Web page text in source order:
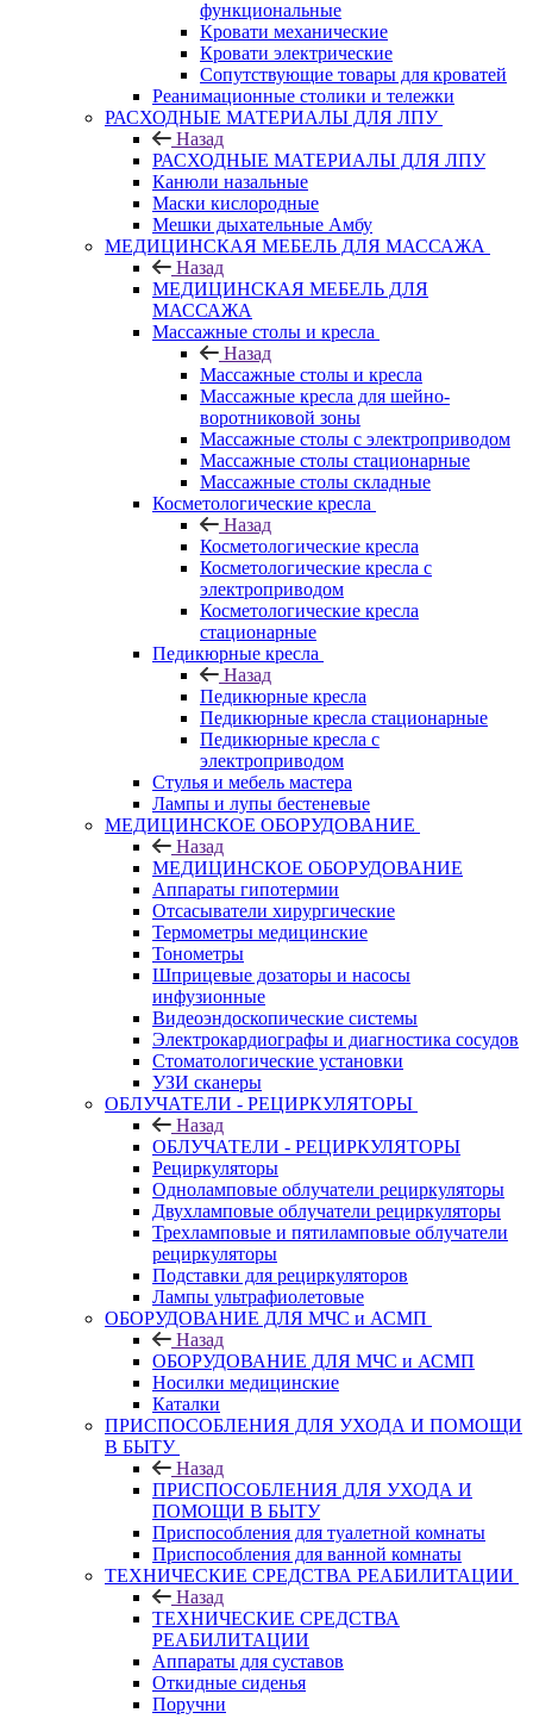
функциональные
Кровати механические
Кровати электрические
Сопутствующие товары для кроватей
Реанимационные столики и тележки
РАСХОДНЫЕ МАТЕРИАЛЫ ДЛЯ ЛПУ
Назад
РАСХОДНЫЕ МАТЕРИАЛЫ ДЛЯ ЛПУ
Канюли назальные
Маски кислородные
Мешки дыхательные Амбу
МЕДИЦИНСКАЯ МЕБЕЛЬ ДЛЯ МАССАЖА
Назад
МЕДИЦИНСКАЯ МЕБЕЛЬ ДЛЯ
МАССАЖА
Массажные столы и кресла
Назад
Массажные столы и кресла
Массажные кресла для шейно-
воротниковой зоны
Массажные столы с электроприводом
Массажные столы стационарные
Массажные столы складные
Косметологические кресла
Назад
Косметологические кресла
Косметологические кресла с
электроприводом
Косметологические кресла
стационарные
Педикюрные кресла
Назад
Педикюрные кресла
Педикюрные кресла стационарные
Педикюрные кресла с
электроприводом
Стулья и мебель мастера
Лампы и лупы бестеневые
МЕДИЦИНСКОЕ ОБОРУДОВАНИЕ
Назад
МЕДИЦИНСКОЕ ОБОРУДОВАНИЕ
Аппараты гипотермии
Отсасыватели хирургические
Термометры медицинские
Тонометры
Шприцевые дозаторы и насосы
инфузионные
Видеоэндоскопические системы
Электрокардиографы и диагностика сосудов
Стоматологические установки
УЗИ сканеры
ОБЛУЧАТЕЛИ - РЕЦИРКУЛЯТОРЫ
Назад
ОБЛУЧАТЕЛИ - РЕЦИРКУЛЯТОРЫ
Рециркуляторы
Одноламповые облучатели рециркуляторы
Двухламповые облучатели рециркуляторы
Трехламповые и пятиламповые облучатели
рециркуляторы
Подставки для рециркуляторов
Лампы ультрафиолетовые
ОБОРУДОВАНИЕ ДЛЯ МЧС и АСМП
Назад
ОБОРУДОВАНИЕ ДЛЯ МЧС и АСМП
Носилки медицинские
Каталки
ПРИСПОСОБЛЕНИЯ ДЛЯ УХОДА И ПОМОЩИ
В БЫТУ
Назад
ПРИСПОСОБЛЕНИЯ ДЛЯ УХОДА И
ПОМОЩИ В БЫТУ
Приспособления для туалетной комнаты
Приспособления для ванной комнаты
ТЕХНИЧЕСКИЕ СРЕДСТВА РЕАБИЛИТАЦИИ
Назад
ТЕХНИЧЕСКИЕ СРЕДСТВА
РЕАБИЛИТАЦИИ
Аппараты для суставов
Откидные сиденья
Поручни